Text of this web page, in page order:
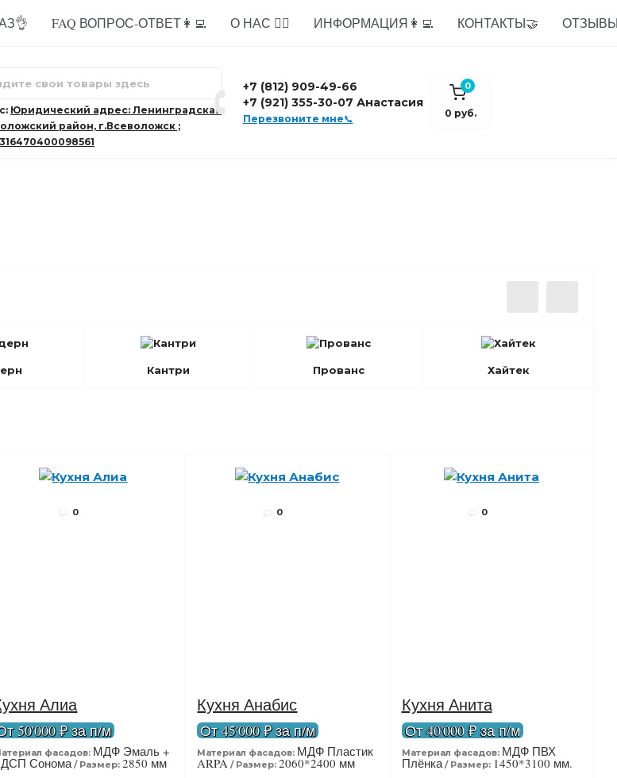
FAQ ВОПРОС-ОТВЕТ👩‍💻 О НАС 🙋‍♂️ ИНФОРМАЦИЯ👩‍💻 КОНТАКТЫ🤝
Юридический адрес: Ленинградская
район, г.Всеволожск ;
+7 (812) 909-49-66
+7 (921) 355-30-07 Анастасия
Перезвоните мне📞
0
0 руб.
Кантри Прованс Хайтек
0
Алиа
50'000 ₽ за п/м
фасадов: МДФ Эмаль +
Сонома Размер: 2850 мм
0
Кухня Анабис
От 45'000 ₽ за п/м
Материал фасадов: МДФ Пластик
ARPA Размер: 2060*2400 мм
0
Кухня Анита
От 40'000 ₽ за п/м
Материал фасадов: МДФ ПВХ
Плёнка Размер: 1450*3100 мм.